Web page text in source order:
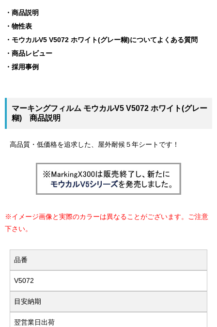
商品説明
物性表
モウカルV5 V5072 ホワイト(グレー糊)についてよくある質問
商品レビュー
採用事例
マーキングフィルム モウカルV5 V5072 ホワイト(グレー
糊) 商品説明
高品質・低価格を追求した、屋外耐候５年シートです！
※イメージ画像と実際のカラーは異なることがございます。ご注意
下さい。
品番
V5072
目安納期
翌営業日出荷